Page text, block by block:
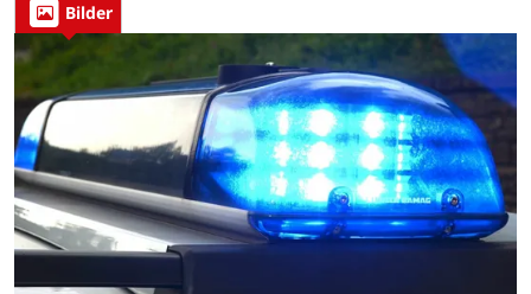
Bilder